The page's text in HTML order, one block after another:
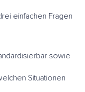
einfachen Fragen
sowie
Situationen